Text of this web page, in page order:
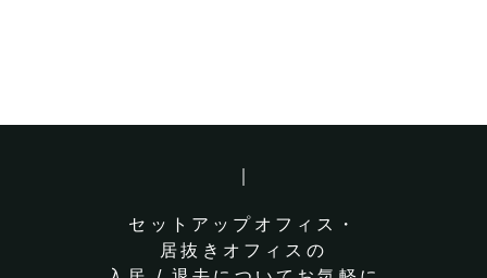
セットアップオフィス・
居抜きオフィスの